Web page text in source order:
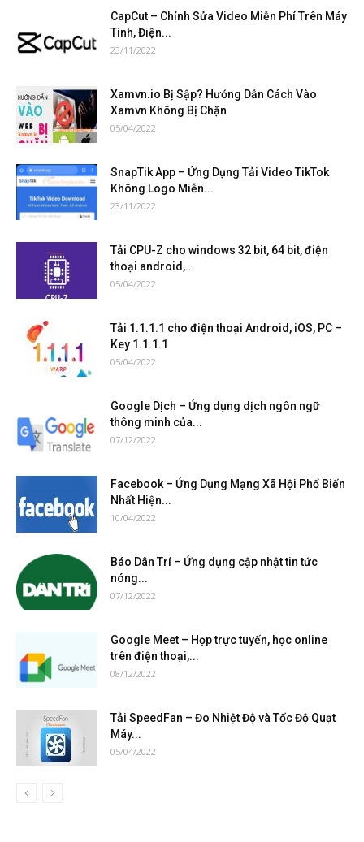
CapCut – Chỉnh Sửa Video Miễn Phí Trên Máy
Tính, Điện...
23/11/2022
Xamvn.io Bị Sập? Hướng Dẫn Cách Vào
Xamvn Không Bị Chặn
05/04/2022
SnapTik App – Ứng Dụng Tải Video TikTok
Không Logo Miễn...
23/11/2022
Tải CPU-Z cho windows 32 bit, 64 bit, điện
thoại android,...
05/04/2022
Tải 1.1.1.1 cho điện thoại Android, iOS, PC –
Key 1.1.1.1
05/04/2022
Google Dịch – Ứng dụng dịch ngôn ngữ
thông minh của...
07/12/2022
Facebook – Ứng Dụng Mạng Xã Hội Phổ Biến
Nhất Hiện...
10/04/2022
Báo Dân Trí – Ứng dụng cập nhật tin tức
nóng...
07/12/2022
Google Meet – Họp trực tuyến, học online
trên điện thoại,...
08/12/2022
Tải SpeedFan – Đo Nhiệt Độ và Tốc Độ Quạt
Máy...
05/04/2022